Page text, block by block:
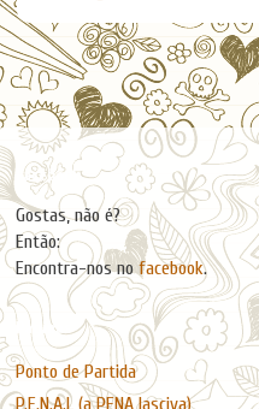
Facebook
Gostas, não é?
Então:
Encontra-nos nofacebook.
Páginas
Ponto de Partida
P.E.N.A.L (a PENA lasciva)